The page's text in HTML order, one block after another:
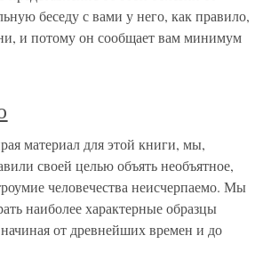
беседу с вами у него, как правило,
и потому он сообщает вам минимум
материал для этой книги, мы,
своей целью объять необъятное,
человечества неисчерпаемо. Мы
наиболее характерные образцы
от древнейших времен и до